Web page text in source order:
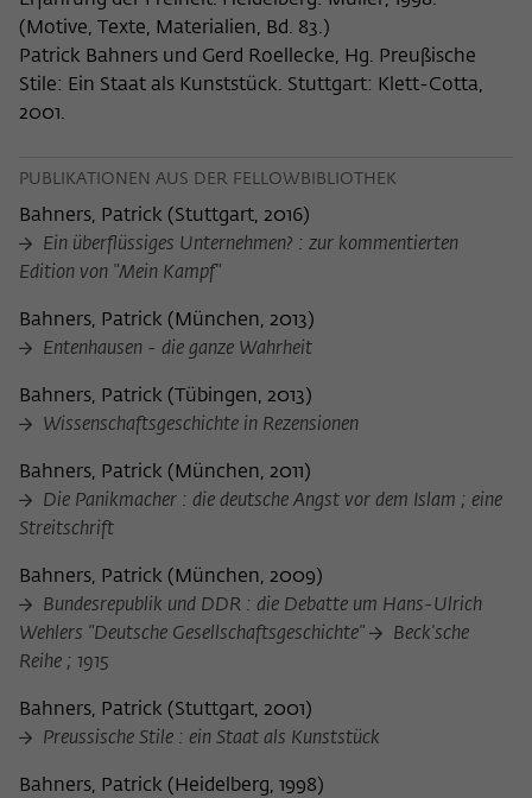
(Motive, Texte, Materialien, Bd. 83.)
Patrick Bahners und Gerd Roellecke, Hg. Preußische
Stile: Ein Staat als Kunststück. Stuttgart: Klett-Cotta,
2001.
PUBLIKATIONEN AUS DER FELLOWBIBLIOTHEK
Bahners, Patrick (Stuttgart, 2016)
Ein überflüssiges Unternehmen? : zur kommentierten
Edition von "Mein Kampf"
Bahners, Patrick ( München, 2013)
Entenhausen - die ganze Wahrheit
Bahners, Patrick ( Tübingen, 2013)
Wissenschaftsgeschichte in Rezensionen
Bahners, Patrick ( München, 2011)
Die Panikmacher : die deutsche Angst vor dem Islam ; eine
Streitschrift
Bahners, Patrick ( München, 2009)
Bundesrepublik und DDR : die Debatte um Hans-Ulrich
Wehlers "Deutsche Gesellschaftsgeschichte"
Beck'sche
Reihe ; 1915
Bahners, Patrick (Stuttgart, 2001)
Preussische Stile : ein Staat als Kunststück
Bahners, Patrick ( Heidelberg, 1998)
Zweck
der/die Besucher:in durch eine Verlinkung
auf wiko-berlin.de weitergeleitet wurde.
Name
Anbieter Matomo
Laufzeit 30 Minuten
Zweck
Dieses kurzlebige Cookie wird dazu
den aktuellen Aufenthalt des Besuchs auf
der Webseite des Wissenschaftskollegs
können